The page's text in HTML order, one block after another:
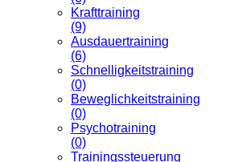
Krafttraining
(9)
Ausdauertraining
(6)
Schnelligkeitstraining
(0)
Beweglichkeitstraining
(0)
Psychotraining
(0)
Trainingssteuerung